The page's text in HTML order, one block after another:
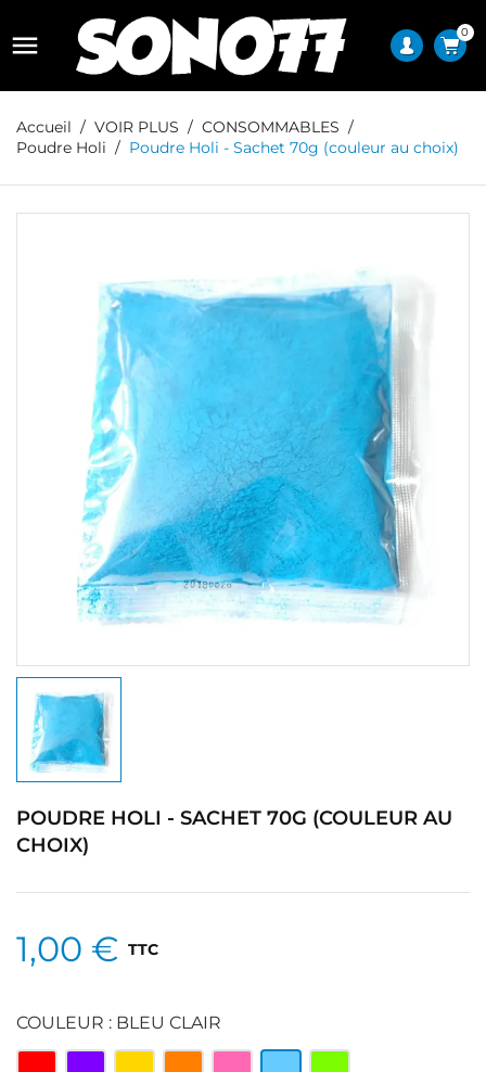
 0
Accueil VOIR PLUS
CONSOMMABLES
Poudre Holi
Poudre Holi - Sachet 70g (couleur au choix)
POUDRE HOLI - SACHET 70G (COULEUR AU
CHOIX)
1,00 € TTC
COULEUR : BLEU CLAIR
Rouge Violet Jaune Orange
Vert